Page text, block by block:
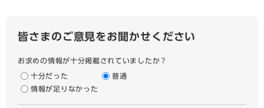
皆さまのご意見をお聞かせください
お求めの情報が十分掲載されていましたか？
十分だった
普通
情報が足りなかった